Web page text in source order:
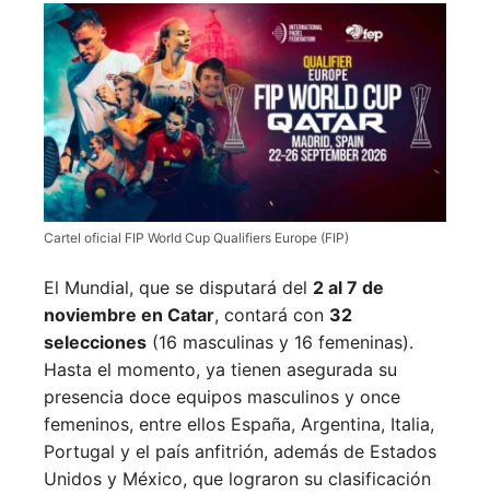
Cartel oficial FIP World Cup Qualifiers Europe (FIP)
El Mundial, que se disputará del 2 al 7 de
noviembre en Catar, contará con 32
selecciones (16 masculinas y 16 femeninas).
Hasta el momento, ya tienen asegurada su
presencia doce equipos masculinos y once
femeninos, entre ellos España, Argentina, Italia,
Portugal y el país anfitrión, además de Estados
Unidos y México, que lograron su clasificación